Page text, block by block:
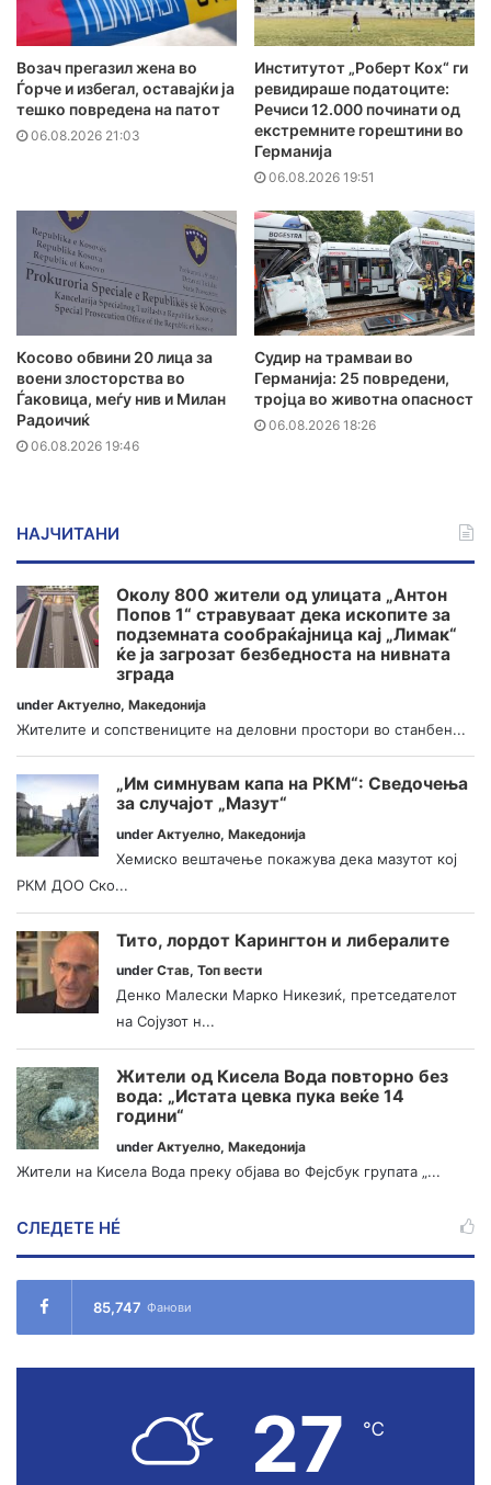
Возач прегазил жена во
Ѓорче и избегал, оставајќи ја
тешко повредена на патот
06.08.2026 21:03
Институтот „Роберт Кох“ ги
ревидираше податоците:
Речиси 12.000 починати од
екстремните горештини во
Германија
06.08.2026 19:51
Косово обвини 20 лица за
воени злосторства во
Ѓаковица, меѓу нив и Милан
Радоичиќ
06.08.2026 19:46
Судир на трамваи во
Германија: 25 повредени,
тројца во животна опасност
06.08.2026 18:26
НАЈЧИТАНИ
Околу 800 жители од улицата „Антон
Попов 1“ стравуваат дека ископите за
подземната сообраќајница кај „Лимак“
ќе ја загрозат безбедноста на нивната
зграда
under Актуелно, Македонија
Жителите и сопствениците на деловни простори во станбен...
„Им симнувам капа на РКМ“: Сведочења
за случајот „Мазут“
under Актуелно, Македонија
Хемиско вештачење покажува дека мазутот кој
РКМ ДОО Ско...
Тито, лордот Карингтон и либералите
under Став, Топ вести
Денко Малески Марко Никезиќ, претседателот
на Сојузот н...
Жители од Кисела Вода повторно без
вода: „Истата цевка пука веќе 14
години“
under Актуелно, Македонија
Жители на Кисела Вода преку објава во Фејсбук групата „...
СЛЕДЕТЕ НÉ
85,747 Фанови
27 ℃